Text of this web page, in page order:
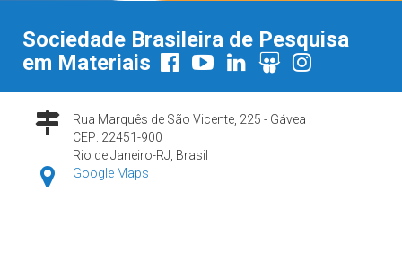
Sociedade Brasileira de Pesquisa
em Materiais
Rua Marquês de São Vicente, 225 - Gávea
CEP: 22451-900
Rio de Janeiro-RJ, Brasil
Google Maps